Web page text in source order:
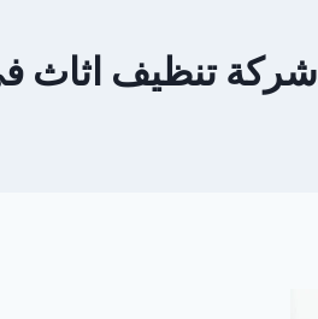
شركة تنظيف اثاث